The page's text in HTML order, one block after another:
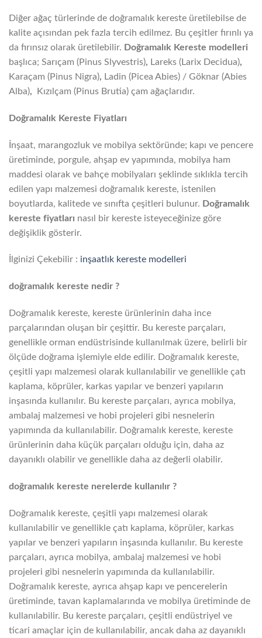
Diğer ağaç türlerinde de doğramalık kereste üretilebilse de
kalite açısından pek fazla tercih edilmez. Bu çeşitler fırınlı ya
da fırınsız olarak üretilebilir. Doğramalık Kereste modelleri
başlıca; Sarıçam (Pinus Slyvestris), Lareks (Larix Decidua),
Karaçam (Pinus Nigra), Ladin (Picea Abies) / Göknar (Abies
Alba), Kızılçam (Pinus Brutia) çam ağaçlarıdır.
Doğramalık Kereste Fiyatları
İnşaat, marangozluk ve mobilya sektöründe; kapı ve pencere
üretiminde, porgule, ahşap ev yapımında, mobilya ham
maddesi olarak ve bahçe mobilyaları şeklinde sıklıkla tercih
edilen yapı malzemesi doğramalık kereste, istenilen
boyutlarda, kalitede ve sınıfta çeşitleri bulunur. Doğramalık
kereste fiyatları nasıl bir kereste isteyeceğinize göre
değişiklik gösterir.
İlginizi Çekebilir : inşaatlık kereste modelleri
doğramalık kereste nedir ?
Doğramalık kereste, kereste ürünlerinin daha ince
parçalarından oluşan bir çeşittir. Bu kereste parçaları,
genellikle orman endüstrisinde kullanılmak üzere, belirli bir
ölçüde doğrama işlemiyle elde edilir. Doğramalık kereste,
çeşitli yapı malzemesi olarak kullanılabilir ve genellikle çatı
kaplama, köprüler, karkas yapılar ve benzeri yapıların
inşasında kullanılır. Bu kereste parçaları, ayrıca mobilya,
ambalaj malzemesi ve hobi projeleri gibi nesnelerin
yapımında da kullanılabilir. Doğramalık kereste, kereste
ürünlerinin daha küçük parçaları olduğu için, daha az
dayanıklı olabilir ve genellikle daha az değerli olabilir.
doğramalık kereste nerelerde kullanılır ?
Doğramalık kereste, çeşitli yapı malzemesi olarak
kullanılabilir ve genellikle çatı kaplama, köprüler, karkas
yapılar ve benzeri yapıların inşasında kullanılır. Bu kereste
parçaları, ayrıca mobilya, ambalaj malzemesi ve hobi
projeleri gibi nesnelerin yapımında da kullanılabilir.
Doğramalık kereste, ayrıca ahşap kapı ve pencerelerin
üretiminde, tavan kaplamalarında ve mobilya üretiminde de
kullanılabilir. Bu kereste parçaları, çeşitli endüstriyel ve
ticari amaçlar için de kullanılabilir, ancak daha az dayanıklı